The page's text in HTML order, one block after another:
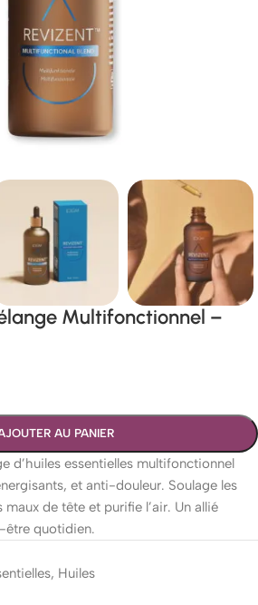
Multifonctionnel –
AU PANIER
d’huiles essentielles multifonctionnel
et anti-douleur. Soulage les
de tête et purifie l’air. Un allié
être quotidien.
, Huiles